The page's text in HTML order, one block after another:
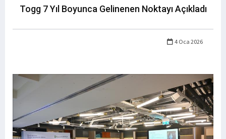
Togg 7 Yıl Boyunca Gelinenen Noktayı Açıkladı
4 Oca 2026